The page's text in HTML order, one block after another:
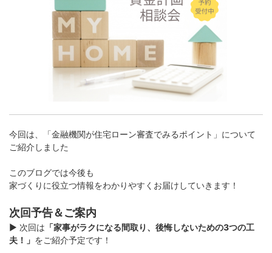
今回は、「金融機関が住宅ローン審査でみるポイント」について
ご紹介しました
このブログでは今後も
家づくりに役立つ情報をわかりやすくお届けしていきます！
次回予告＆ご案内
▶︎ 次回は 「家事がラクになる間取り、後悔しないための3つの工
夫！」 をご紹介予定です！